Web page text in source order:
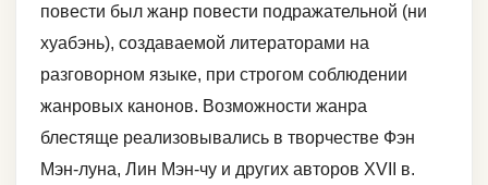
повести был жанр повести подражательной (ни
хуабэнь), создаваемой литераторами на
разговорном языке, при строгом соблюдении
жанровых канонов. Возможности жанра
блестяще реализовывались в творчестве Фэн
Мэн-луна, Лин Мэн-чу и других авторов XVII в.